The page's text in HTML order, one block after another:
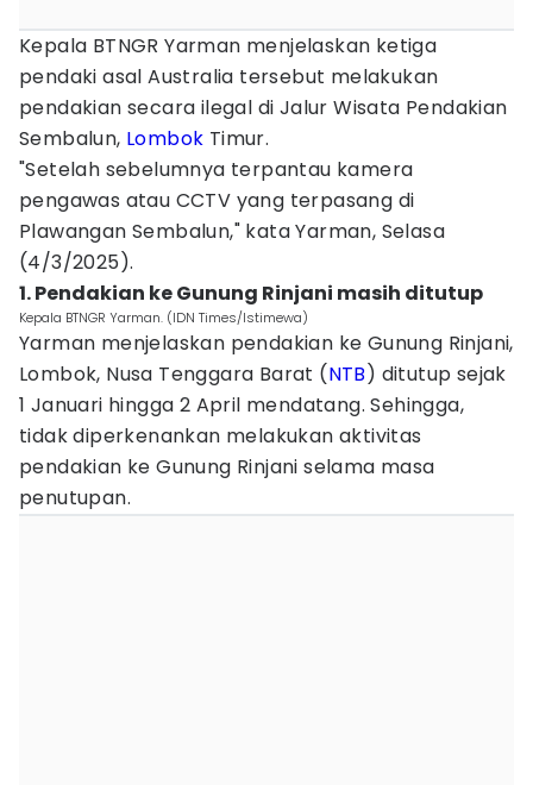
Kepala BTNGR Yarman menjelaskan ketiga
pendaki asal Australia tersebut melakukan
pendakian secara ilegal di Jalur Wisata Pendakian
Sembalun, Lombok Timur.
"Setelah sebelumnya terpantau kamera
pengawas atau CCTV yang terpasang di
Plawangan Sembalun," kata Yarman, Selasa
(4/3/2025).
1. Pendakian ke Gunung Rinjani masih ditutup
Kepala BTNGR Yarman. (IDN Times/Istimewa)
Yarman menjelaskan pendakian ke Gunung Rinjani,
Lombok, Nusa Tenggara Barat (NTB) ditutup sejak
1 Januari hingga 2 April mendatang. Sehingga,
tidak diperkenankan melakukan aktivitas
pendakian ke Gunung Rinjani selama masa
penutupan.